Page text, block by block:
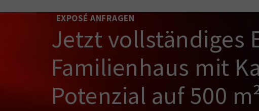
EXPOSÉ ANFRAGEN
Jetzt vollständiges
Familienhaus mit
Potenzial auf 500